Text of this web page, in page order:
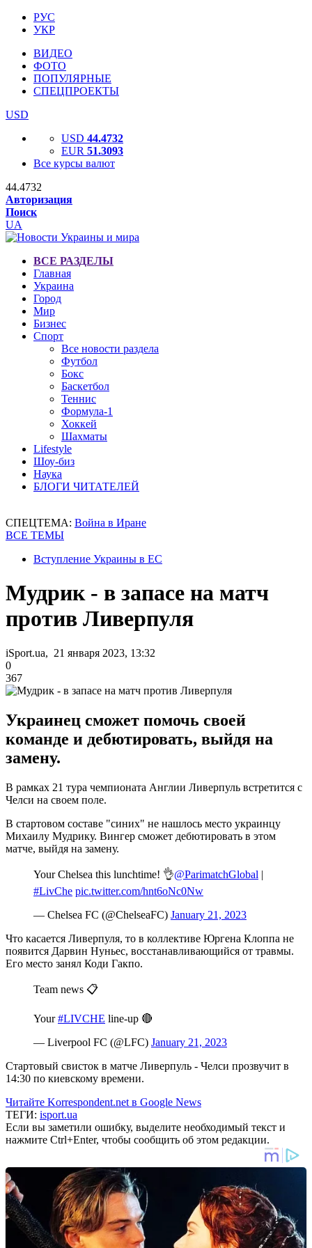
РУС
УКР
ВИДЕО
ФОТО
ПОПУЛЯРНЫЕ
СПЕЦПРОЕКТЫ
USD
USD 44.4732
EUR 51.3093
Все курсы валют
44.4732
Авторизация
Поиск
UA
ВСЕ РАЗДЕЛЫ
Главная
Украина
Город
Мир
Бизнес
Спорт
Все новости раздела
Футбол
Бокс
Баскетбол
Теннис
Формула-1
Хоккей
Шахматы
Lifestyle
Шоу-биз
Наука
БЛОГИ ЧИТАТЕЛЕЙ
СПЕЦТЕМА: Война в Иране
ВСЕ ТЕМЫ
Вступление Украины в ЕС
Мудрик - в запасе на матч
против Ливерпуля
iSport.ua, 21 января 2023, 13:32
0
367
Украинец сможет помочь своей
команде и дебютировать, выйдя на
замену.
В рамках 21 тура чемпионата Англии Ливерпуль встретится с
Челси на своем поле.
В стартовом составе "синих" не нашлось место украинцу
Михаилу Мудрику. Вингер сможет дебютировать в этом
матче, выйдя на замену.
Your Chelsea this lunchtime! 👌@ParimatchGlobal |
#LivChe pic.twitter.com/hnt6oNc0Nw
— Chelsea FC (@ChelseaFC) January 21, 2023
Что касается Ливерпуля, то в коллективе Юргена Клоппа не
появится Дарвин Нуньес, восстанавливающийся от травмы.
Его место занял Коди Гакпо.
Team news 📋
Your#LIVCHE line-up 🔴
— Liverpool FC (@LFC) January 21, 2023
Стартовый свисток в матче Ливерпуль - Челси прозвучит в
14:30 по киевскому времени.
Читайте Korrespondent.net в Google News
ТЕГИ: isport.ua
Если вы заметили ошибку, выделите необходимый текст и
нажмите Ctrl+Enter, чтобы сообщить об этом редакции.